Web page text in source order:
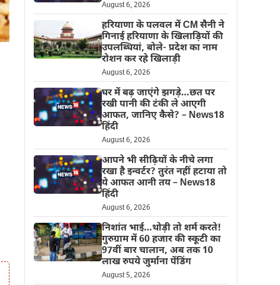
August 6, 2026
हरियाणा के पलवल में CM सैनी ने
गिनाई हरियाणा के खिलाड़ियों की
उपलब्धियां, बोले- प्रदेश का नाम
रोशन कर रहे खिलाड़ी
August 6, 2026
घर में बढ़ जाएंगे झगड़े…छत पर
रखी पानी की टंकी ले आएगी
आफत, जानिए कैसे? – News18
हिंदी
August 6, 2026
आपने भी सीढ़ियों के नीचे लगा
रखा है इन्वर्टर? तुरंत नहीं हटाया तो
ये आफत आनी तय – News18
हिंदी
August 6, 2026
निशांत भाई…थोड़ी तो शर्म करते!
गुरुग्राम में 60 हजार की स्कूटी का
97वीं बार चालान, अब तक 10
लाख रुपये जुर्माना पेंडिंग
August 5, 2026